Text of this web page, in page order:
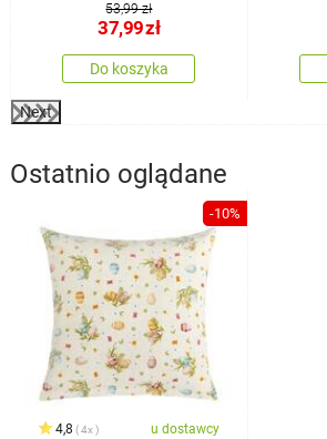
53,99 zł
37,99zł
Do koszyka
Next
Ostatnio oglądane
-10%
4,8 4x u dostawcy